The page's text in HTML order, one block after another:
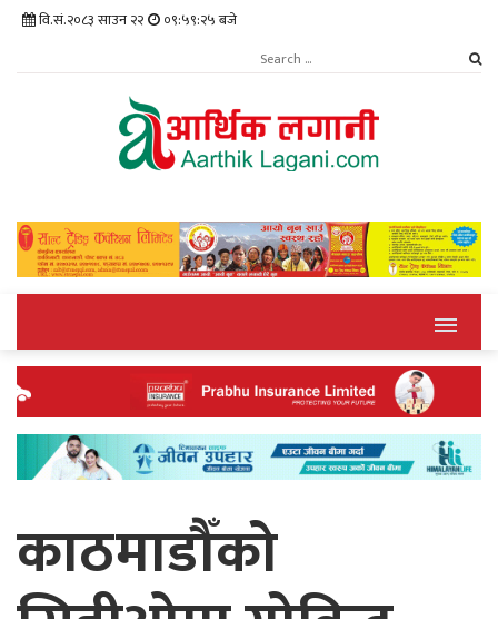
वि.सं.२०८३ साउन २२ ०९:५९:२६ बजे
काठमाडौँको